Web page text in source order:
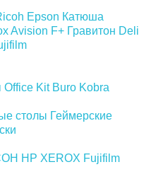
Epson Катюша
Avision F+ Гравитон Deli
Office Kit Buro Kobra
столы Геймерские
HP XEROX Fujifilm